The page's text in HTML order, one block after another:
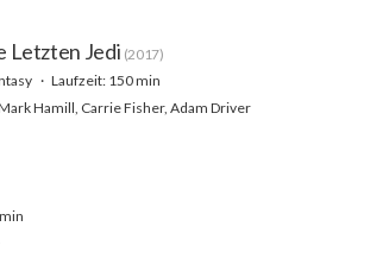
Letzten Jedi (2017)
Laufzeit: 150 min
Hamill, Carrie Fisher, Adam Driver